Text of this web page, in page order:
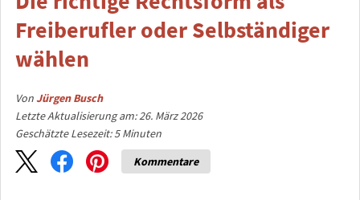
Freiberufler oder Selbständiger
wählen
VonJürgen Busch
Letzte Aktualisierung am: 26. März 2026
Geschätzte Lesezeit:5 Minuten
Kommentare